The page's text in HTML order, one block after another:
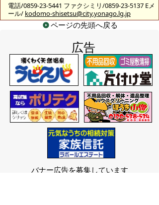
電話/0859-23-5441 ファクシミリ/0859-23-5137 Eメ
ール/ kodomo-shisetsu@city.yonago.lg.jp
ページの先頭へ戻る
広告
バナー広告を募集しています